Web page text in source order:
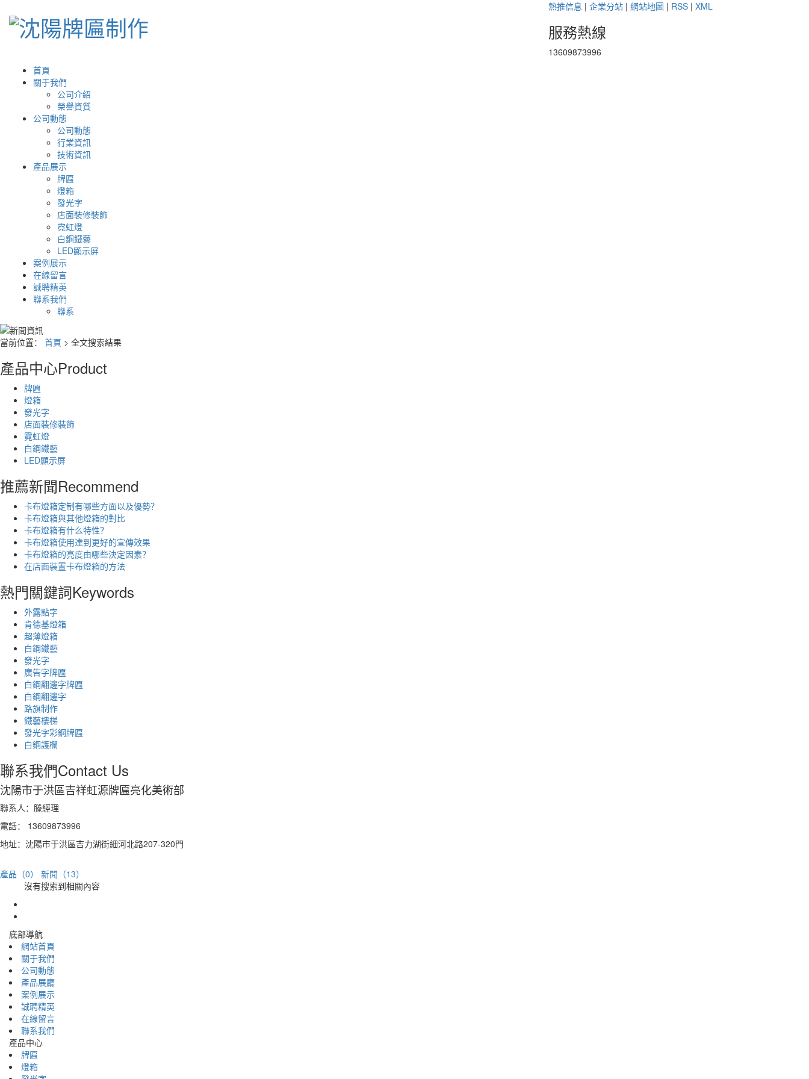
熱推信息 | 企業分站 | 網站地圖 | RSS | XML
服務熱線
13609873996
首頁
關于我們
公司介紹
榮譽資質
公司動態
公司動態
行業資訊
技術資訊
產品展示
牌匾
燈箱
發光字
店面裝修裝飾
霓虹燈
白鋼鐵藝
LED顯示屏
案例展示
在線留言
誠聘精英
聯系我們
聯系
當前位置： 首頁 > 全文搜索結果
產品中心Product
牌匾
燈箱
發光字
店面裝修裝飾
霓虹燈
白鋼鐵藝
LED顯示屏
推薦新聞Recommend
卡布燈箱定制有哪些方面以及優勢？
卡布燈箱與其他燈箱的對比
卡布燈箱有什么特性？
卡布燈箱使用達到更好的宣傳效果
卡布燈箱的亮度由哪些決定因素？
在店面裝置卡布燈箱的方法
熱門關鍵詞Keywords
外露點字
肯德基燈箱
超薄燈箱
白鋼鐵藝
發光字
廣告字牌匾
白鋼翻邊字牌匾
白鋼翻邊字
路旗制作
鐵藝樓梯
發光字彩鋼牌匾
白鋼護欄
聯系我們Contact Us
沈陽市于洪區吉祥虹源牌匾亮化美術部
聯系人：滕經理
電話： 13609873996
地址：沈陽市于洪區吉力湖街細河北路207-320門
產品（0）
新聞（13）
沒有搜索到相關內容
底部導航
網站首頁
關于我們
公司動態
產品展廳
案例展示
誠聘精英
在線留言
聯系我們
產品中心
牌匾
燈箱